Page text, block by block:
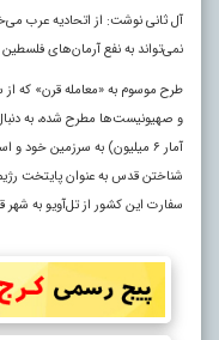
آل ثانی نوشت: از اتحادیه عرب
نمی‌تواند به نفع آرمان‌های فلسطین
طرح موسوم به «معامله قرن» که از
و صهیونیست‌ها مطرح شده، به
آمار ۶ میلیون) به سرزمین
شناختن قدس به عنوان پایتخت
سفارت این کشور از تل‌آویو به